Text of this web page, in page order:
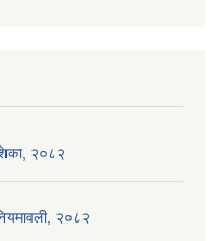
२०८२
२०८२